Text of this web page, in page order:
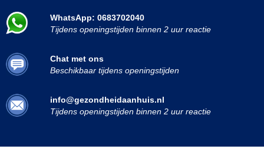
WhatsApp: 0683702040
Tijdens openingstijden binnen 2 uur reactie
Chat met ons
Beschikbaar tijdens openingstijden
info@gezondheidaanhuis.nl
Tijdens openingstijden binnen 2 uur reactie